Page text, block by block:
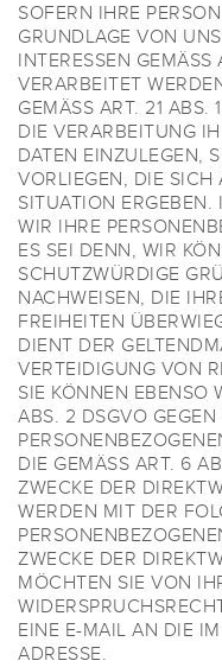
SOFERN IHRE
GRUNDLAGE VON
INTERESSEN GEMÄSS
VERARBEITET
GEMÄSS ART. 21 ABS.
DIE VERARBEITUNG
DATEN EINZULEGEN,
VORLIEGEN, DIE SICH
SITUATION ERGEBEN.
WIR IHRE
ES SEI DENN, WIR
SCHUTZWÜRDIGE
NACHWEISEN, DIE
FREIHEITEN
DIENT DER
VERTEIDIGUNG VON
SIE KÖNNEN EBENSO
ABS. 2 DSGVO
DIE GEMÄSS ART. 6
ZWECKE DER
WERDEN MIT DER
ZWECKE DER
MÖCHTEN SIE VON
EINE E-MAIL AN DIE
ADRESSE.